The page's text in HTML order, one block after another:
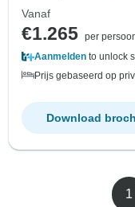
Vanaf
€1.265 per
Aanmelden to unlock
Prijs gebaseerd op
Download
1